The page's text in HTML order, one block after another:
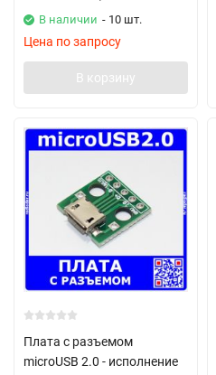
В наличии - 10 шт.
Цена по запросу
В корзину
Плата с разъемом
microUSB 2.0 - исполнение